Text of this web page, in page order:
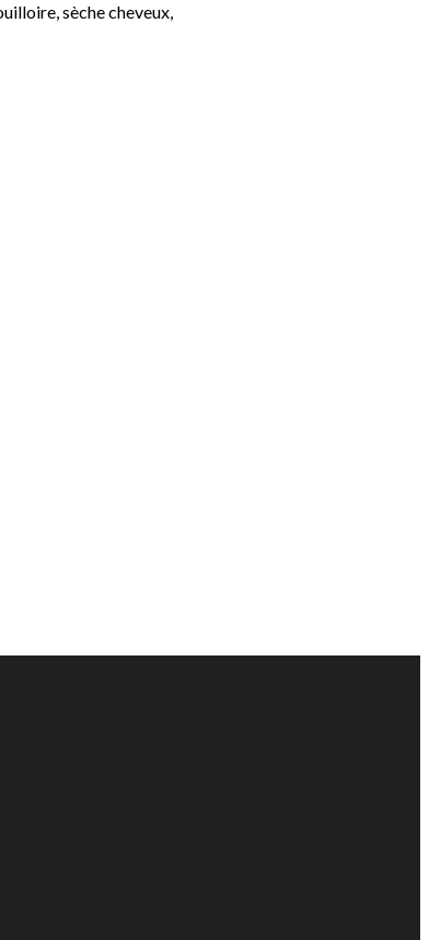
sèche cheveux,